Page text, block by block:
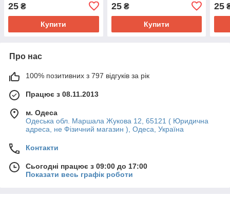
25 ₴
Купити
25₴
Купити
25
Про нас
100% позитивних з 797 відгуків за рік
Працює з 08.11.2013
м. Одеса
Одеська обл. Маршала Жукова 12, 65121 ( Юридична
адреса, не Фізичний магазин ), Одеса, Україна
Контакти
Сьогодні працює з 09:00 до 17:00
Показати весь графік роботи